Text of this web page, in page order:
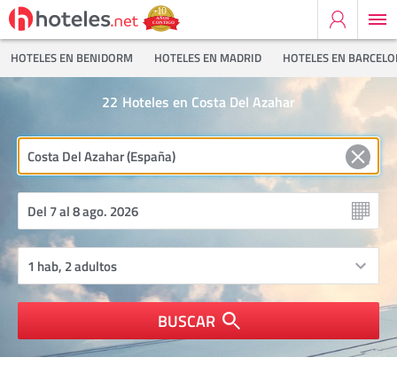
HOTELES EN BENIDORM HOTELES EN MADRID HOTELES EN
Hoteles en Costa Del Azahar
22
BUSCAR